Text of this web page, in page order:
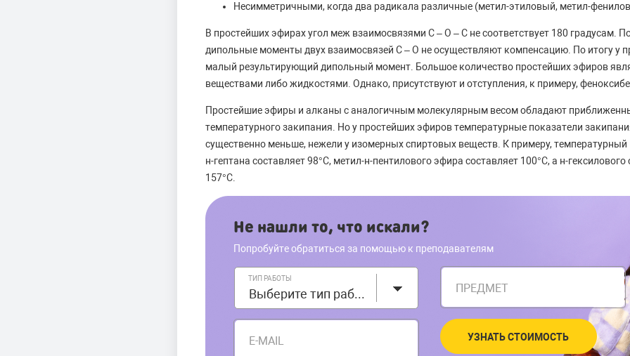
Несимметричными, когда два радикала различные (метил-этиловый, метил-
В простейших эфирах угол меж взаимосвязями C – O – C не соответствует 180 градусам.
дипольные моменты двух взаимосвязей C – O не осуществляют компенсацию. По итогу у
малый результирующий дипольный момент. Большое количество простейших эфиров
веществами либо жидкостями. Однако, присутствуют и отступления, к примеру,
Простейшие эфиры и алканы с аналогичным молекулярным весом обладают
температурного закипания. Но у простейших эфиров температурные показатели
существенно меньше, нежели у изомерных спиртовых веществ. К примеру, температурный
н-гептана составляет 98°С, метил-н-пентилового эфира составляет 100°С, а н-гексилового
157°С.
Не нашли то, что искали?
Попробуйте обратиться за помощью к преподавателям
ТИП РАБОТЫ
Выберите тип работы ПРЕДМЕТ
E-MAIL УЗНАТЬ СТОИМОСТЬ